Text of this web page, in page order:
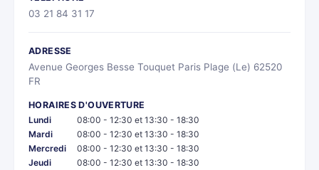
03 21 84 31 17
ADRESSE
Avenue Georges Besse Touquet Paris Plage (Le) 62520
FR
HORAIRES D'OUVERTURE
Lundi
08:00 - 12:30 et 13:30 - 18:30
Mardi
08:00 - 12:30 et 13:30 - 18:30
Mercredi
08:00 - 12:30 et 13:30 - 18:30
Jeudi
08:00 - 12:30 et 13:30 - 18:30